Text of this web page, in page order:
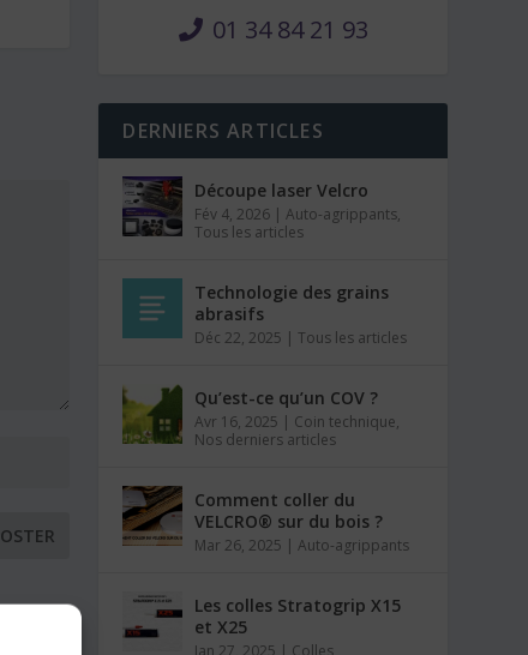
01 34 84 21 93
DERNIERS ARTICLES
Découpe laser Velcro
Fév 4, 2026 |Auto-agrippants,
Tous les articles
Technologie des grains
abrasifs
Déc 22, 2025 |Tous les articles
Qu’est-ce qu’un COV ?
Avr 16, 2025 | Coin technique,
Nos derniers articles
Comment coller du
VELCRO® sur du bois ?
Mar 26, 2025 |Auto-agrippants
Les colles Stratogrip X15
et X25